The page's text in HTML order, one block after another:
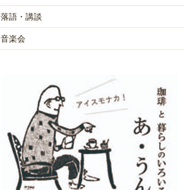
落語・講談
音楽会